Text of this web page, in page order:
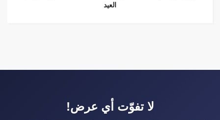
العيد
لا تفوّت أي عرض!